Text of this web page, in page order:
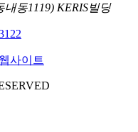
동1119) KERIS빌딩